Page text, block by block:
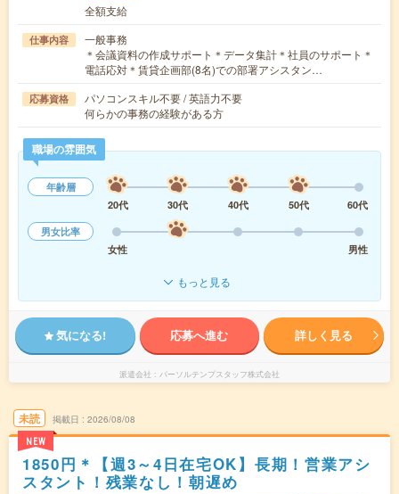
全額支給
仕事内容
一般事務
＊会議資料の作成サポート＊データ集計＊社員のサポート＊
電話応対＊賃貸企画部(8名)での部署アシスタン…
応募資格
パソコンスキル不要 / 英語力不要
何らかの事務の経験がある方
職場の雰囲気
年齢層
20代
30代 40代 50代
60代
男女比率
女性
男性
もっと見る
気になる! 応募へ進む 詳しく見る
派遣会社 パーソルテンプスタッフ株式会社
未読
NEW
掲載日 2026/08/08
1850円＊【週3～4日在宅OK】長期！営業アシ
スタント！残業なし！朝遅め